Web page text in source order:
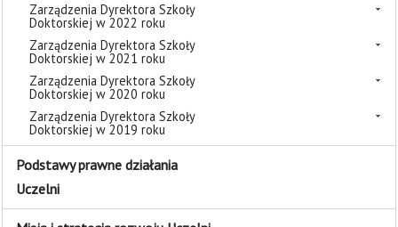
Zarządzenia Dyrektora Szkoły
Doktorskiej w 2022 roku
Zarządzenia Dyrektora Szkoły
Doktorskiej w 2021 roku
Zarządzenia Dyrektora Szkoły
Doktorskiej w 2020 roku
Zarządzenia Dyrektora Szkoły
Doktorskiej w 2019 roku
Podstawy prawne działania
Uczelni